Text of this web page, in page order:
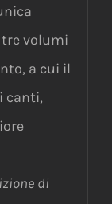
volumi
a cui il
canti,
di